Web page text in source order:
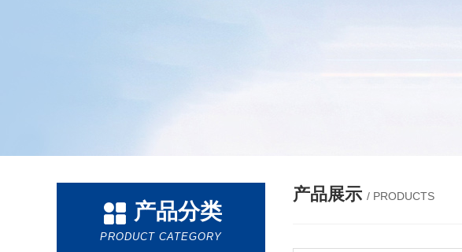
产品分类
PRODUCT CATEGORY
产品展示 / PRODUCTS